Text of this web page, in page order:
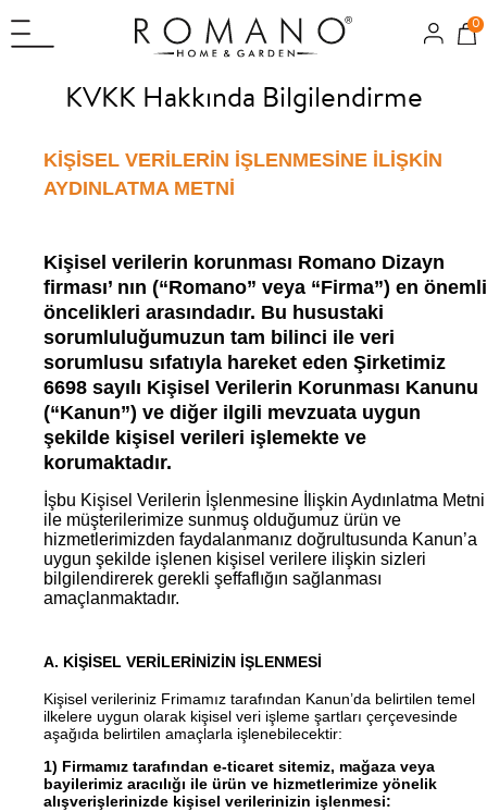
0
KVKK Hakkında Bilgilendirme
KİŞİSEL VERİLERİN İŞLENMESİNE İLİŞKİN
AYDINLATMA METNİ
Kişisel verilerin korunması Romano Dizayn
firması’ nın (“Romano” veya “Firma”) en önemli
öncelikleri arasındadır. Bu husustaki
sorumluluğumuzun tam bilinci ile veri
sorumlusu sıfatıyla hareket eden Şirketimiz
6698 sayılı Kişisel Verilerin Korunması Kanunu
(“Kanun”) ve diğer ilgili mevzuata uygun
şekilde kişisel verileri işlemekte ve
korumaktadır.
İşbu Kişisel Verilerin İşlenmesine İlişkin Aydınlatma Metni
ile müşterilerimize sunmuş olduğumuz ürün ve
hizmetlerimizden faydalanmanız doğrultusunda Kanun’a
uygun şekilde işlenen kişisel verilere ilişkin sizleri
bilgilendirerek gerekli şeffaflığın sağlanması
amaçlanmaktadır.
A. KİŞİSEL VERİLERİNİZİN İŞLENMESİ
Kişisel verileriniz Frimamız tarafından Kanun’da belirtilen temel
ilkelere uygun olarak kişisel veri işleme şartları çerçevesinde
aşağıda belirtilen amaçlarla işlenebilecektir:
1) Firmamız tarafından e-ticaret sitemiz, mağaza veya
bayilerimiz aracılığı ile ürün ve hizmetlerimize yönelik
alışverişlerinizde kişisel verilerinizin işlenmesi: